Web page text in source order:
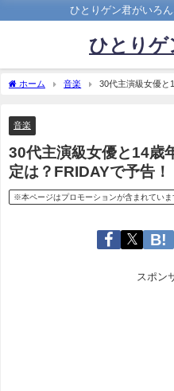
ひとりゲン君がいろ
ひとりゲ
ホーム 音楽
30代主演級女優と
音楽
30代主演級女優と14歳
定は？FRIDAYで予告！
※本ページはプロモーションが含まれていま
スポン